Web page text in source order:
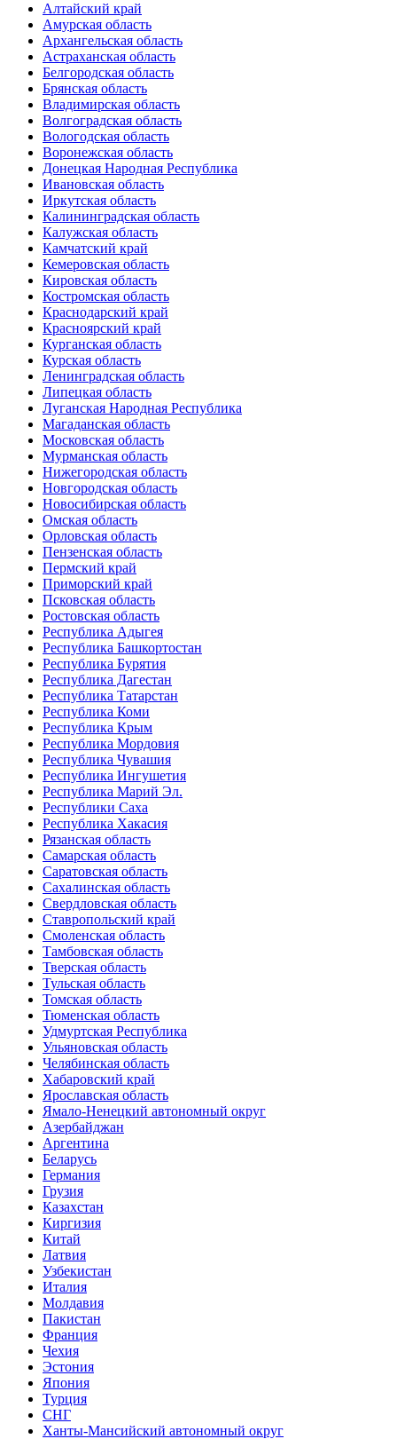
Алтайский край
Амурская область
Архангельская область
Астраханская область
Белгородская область
Брянская область
Владимирская область
Волгоградская область
Вологодская область
Воронежская область
Донецкая Народная Республика
Ивановская область
Иркутская область
Калининградская область
Калужская область
Камчатский край
Кемеровская область
Кировская область
Костромская область
Краснодарский край
Красноярский край
Курганская область
Курская область
Ленинградская область
Липецкая область
Луганская Народная Республика
Магаданская область
Московская область
Мурманская область
Нижегородская область
Новгородская область
Новосибирская область
Омская область
Орловская область
Пензенская область
Пермский край
Приморский край
Псковская область
Ростовская область
Республика Адыгея
Республика Башкортостан
Республика Бурятия
Республика Дагестан
Республика Татарстан
Республика Коми
Республика Крым
Республика Мордовия
Республика Чувашия
Республика Ингушетия
Республика Марий Эл.
Республики Саха
Республика Хакасия
Рязанская область
Самарская область
Саратовская область
Сахалинская область
Свердловская область
Ставропольский край
Смоленская область
Тамбовская область
Тверская область
Тульская область
Томская область
Тюменская область
Удмуртская Республика
Ульяновская область
Челябинская область
Хабаровский край
Ярославская область
Ямало-Ненецкий автономный округ
Азербайджан
Аргентина
Беларусь
Германия
Грузия
Казахстан
Киргизия
Китай
Латвия
Узбекистан
Италия
Молдавия
Пакистан
Франция
Чехия
Эстония
Япония
Турция
СНГ
Ханты-Мансийский автономный округ